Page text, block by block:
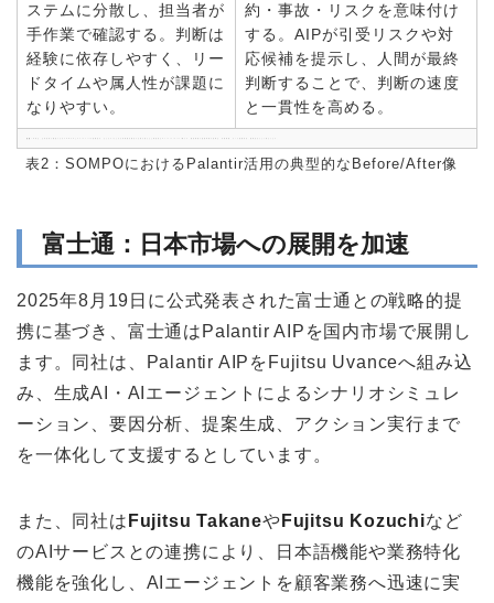
表2：SOMPOにおけるPalantir活用の典型的なBefore/After像
ステムに分散し、担当者が
手作業で確認する。判断は
経験に依存しやすく、リー
ドタイムや属人性が課題に
なりやすい。
約・事故・リスクを意味付け
する。AIPが引受リスクや対
応候補を提示し、人間が最終
判断することで、判断の速度
と一貫性を高める。
富士通：日本市場への展開を加速
2025年8月19日に公式発表された富士通との戦略的提
携に基づき、富士通はPalantir AIPを国内市場で展開し
ます。同社は、Palantir AIPをFujitsu Uvanceへ組み込
み、生成AI・AIエージェントによるシナリオシミュレ
ーション、要因分析、提案生成、アクション実行まで
を一体化して支援するとしています。
また、同社は Fujitsu Takaneや Fujitsu Kozuchiなど
のAIサービスとの連携により、日本語機能や業務特化
機能を強化し、AIエージェントを顧客業務へ迅速に実